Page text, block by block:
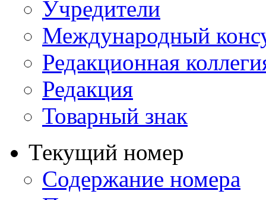
Учредители
Международный
Редакционная
Редакция
Товарный знак
Текущий номер
Содержание номера